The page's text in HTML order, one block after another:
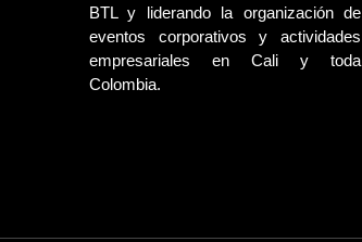
BTL y liderando la organización de
eventos corporativos y actividades
empresariales en Cali y toda
Colombia.